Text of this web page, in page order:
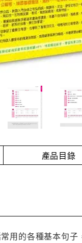
產品目錄
用的各種基本句